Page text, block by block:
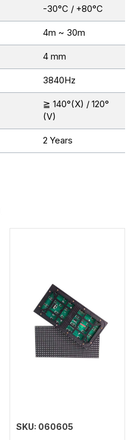
-30°C / +80°C
4m ~ 30m
4 mm
3840Hz
≧ 140°(X) / 120°
(V)
2 Years
SKU: 060605